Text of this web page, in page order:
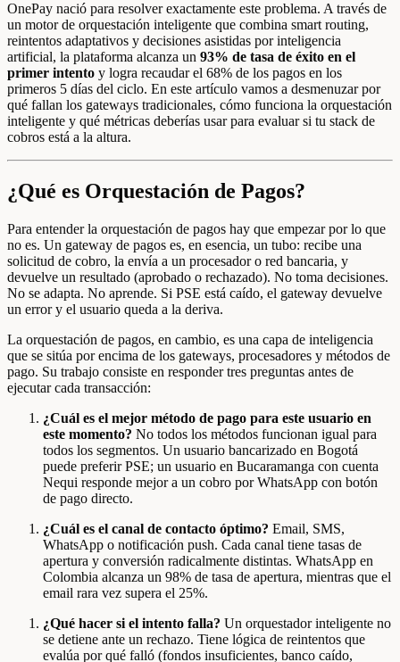
OnePay nació para resolver exactamente este problema. A través de
un motor de orquestación inteligente que combina smart routing,
reintentos adaptativos y decisiones asistidas por inteligencia
artificial, la plataforma alcanza un 93% de tasa de éxito en el
primer intento y logra recaudar el 68% de los pagos en los
primeros 5 días del ciclo. En este artículo vamos a desmenuzar por
qué fallan los gateways tradicionales, cómo funciona la orquestación
inteligente y qué métricas deberías usar para evaluar si tu stack de
cobros está a la altura.
¿Qué es Orquestación de Pagos?
Para entender la orquestación de pagos hay que empezar por lo que
no es. Un gateway de pagos es, en esencia, un tubo: recibe una
solicitud de cobro, la envía a un procesador o red bancaria, y
devuelve un resultado (aprobado o rechazado). No toma decisiones.
No se adapta. No aprende. Si PSE está caído, el gateway devuelve
un error y el usuario queda a la deriva.
La orquestación de pagos, en cambio, es una capa de inteligencia
que se sitúa por encima de los gateways, procesadores y métodos de
pago. Su trabajo consiste en responder tres preguntas antes de
ejecutar cada transacción:
¿Cuál es el mejor método de pago para este usuario en
este momento? No todos los métodos funcionan igual para
todos los segmentos. Un usuario bancarizado en Bogotá
puede preferir PSE; un usuario en Bucaramanga con cuenta
Nequi responde mejor a un cobro por WhatsApp con botón
de pago directo.
¿Cuál es el canal de contacto óptimo? Email, SMS,
WhatsApp o notificación push. Cada canal tiene tasas de
apertura y conversión radicalmente distintas. WhatsApp en
Colombia alcanza un 98% de tasa de apertura, mientras que el
email rara vez supera el 25%.
¿Qué hacer si el intento falla? Un orquestador inteligente no
se detiene ante un rechazo. Tiene lógica de reintentos que
evalúa por qué falló (fondos insuficientes, banco caído,